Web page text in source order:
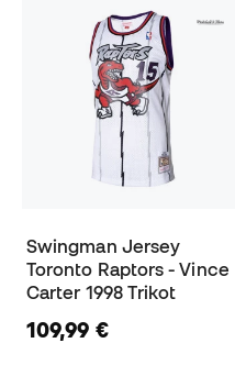
Swingman Jersey
Toronto Raptors - Vince
Carter 1998 Trikot
109,99 €